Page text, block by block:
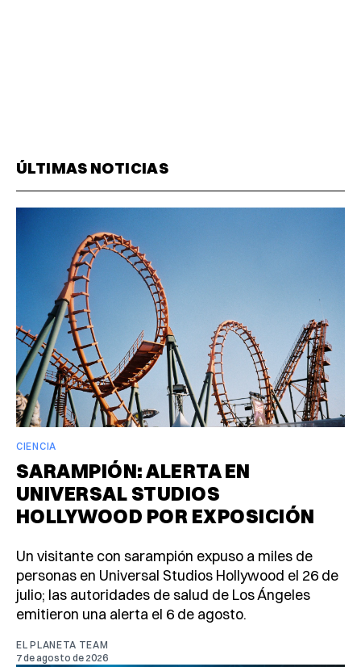
ÚLTIMAS NOTICIAS
CIENCIA
SARAMPIÓN: ALERTA EN
UNIVERSAL STUDIOS
HOLLYWOOD POR EXPOSICIÓN
Un visitante con sarampión expuso a miles de
personas en Universal Studios Hollywood el 26 de
julio; las autoridades de salud de Los Ángeles
emitieron una alerta el 6 de agosto.
EL PLANETA TEAM
7 de agosto de 2026